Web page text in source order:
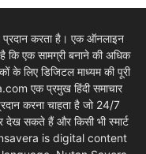
करता है। एक ऑनलाइन
कि एक सामग्री बनाने की अधिक
के लिए डिजिटल माध्यम की पूरी
एक प्रमुख हिंदी समाचार
करना चाहता है जो 24/7
देख सकते हैं और किसी भी स्मार्ट
is digital content